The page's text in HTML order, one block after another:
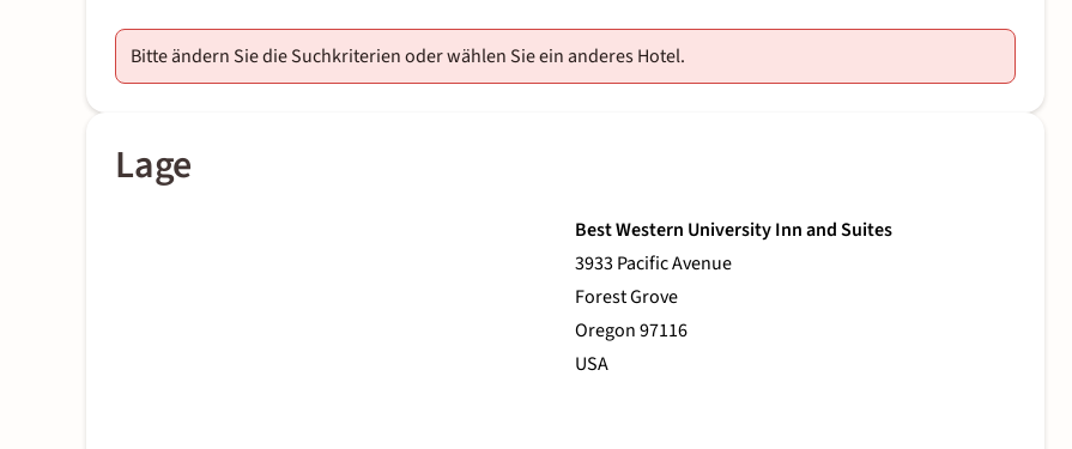
Bitte ändern Sie die Suchkriterien oder wählen Sie ein anderes Hotel.
Lage
Best Western University Inn and Suites
3933 Pacific Avenue
Forest Grove
Oregon 97116
USA